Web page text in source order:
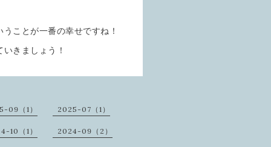
ことが一番の幸せですね！
きましょう！
09（1） 2025-07（1）
10（1） 2024-09（2）